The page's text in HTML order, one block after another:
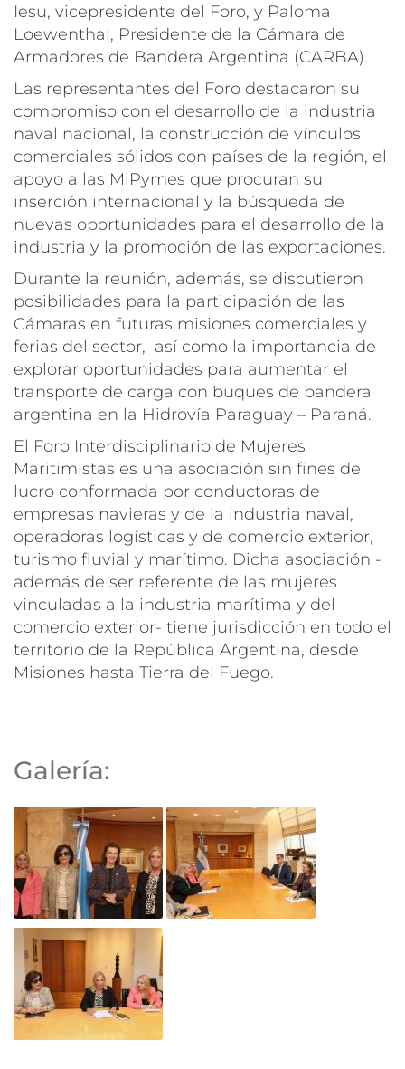
Iesu, vicepresidente del Foro, y Paloma
Loewenthal, Presidente de la Cámara de
Armadores de Bandera Argentina (CARBA).
Las representantes del Foro destacaron su
compromiso con el desarrollo de la industria
naval nacional, la construcción de vínculos
comerciales sólidos con países de la región, el
apoyo a las MiPymes que procuran su
inserción internacional y la búsqueda de
nuevas oportunidades para el desarrollo de la
industria y la promoción de las exportaciones.
Durante la reunión, además, se discutieron
posibilidades para la participación de las
Cámaras en futuras misiones comerciales y
ferias del sector, así como la importancia de
explorar oportunidades para aumentar el
transporte de carga con buques de bandera
argentina en la Hidrovía Paraguay – Paraná.
El Foro Interdisciplinario de Mujeres
Maritimistas es una asociación sin fines de
lucro conformada por conductoras de
empresas navieras y de la industria naval,
operadoras logísticas y de comercio exterior,
turismo fluvial y marítimo. Dicha asociación -
además de ser referente de las mujeres
vinculadas a la industria marítima y del
comercio exterior- tiene jurisdicción en todo el
territorio de la República Argentina, desde
Misiones hasta Tierra del Fuego.
Galería: